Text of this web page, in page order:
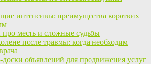
интенсивы: преимущества коротких
месть и сложные судьбы
после травмы: когда необходим
объявлений для продвижения услуг